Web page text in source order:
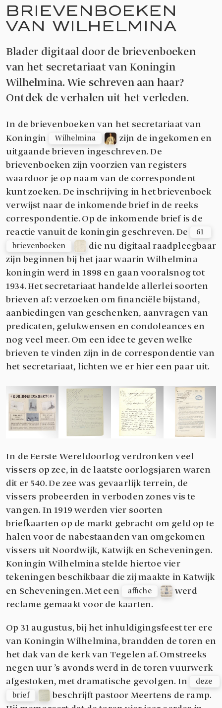
BRIEVENBOEKEN
VAN WILHELMINA
Blader digitaal door de brievenboeken
van het secretariaat van Koningin
Wilhelmina. Wie schreven aan haar?
Ontdek de verhalen uit het verleden.
In de brievenboeken van het secretariaat van
Koningin
Wilhelmina
zijn de ingekomen en
uitgaande brieven ingeschreven. De
brievenboeken zijn voorzien van registers
waardoor je op naam van de correspondent
kunt zoeken. De inschrijving in het brievenboek
verwijst naar de inkomende brief in de reeks
correspondentie. Op de inkomende brief is de
reactie vanuit de koningin geschreven. De
61
brievenboeken
die nu digitaal raadpleegbaar
zijn beginnen bij het jaar waarin Wilhelmina
koningin werd in 1898 en gaan vooralsnog tot
1934. Het secretariaat handelde allerlei soorten
brieven af: verzoeken om financiële bijstand,
aanbiedingen van geschenken, aanvragen van
predicaten, gelukwensen en condoleances en
nog veel meer. Om een idee te geven welke
brieven te vinden zijn in de correspondentie van
het secretariaat, lichten we er hier een paar uit.
In de Eerste Wereldoorlog verdronken veel
vissers op zee, in de laatste oorlogsjaren waren
dit er 540. De zee was gevaarlijk terrein, de
vissers probeerden in verboden zones vis te
vangen. In 1919 werden vier soorten
briefkaarten op de markt gebracht om geld op te
halen voor de nabestaanden van omgekomen
vissers uit Noordwijk, Katwijk en Scheveningen.
Koningin Wilhelmina stelde hiertoe vier
tekeningen beschikbaar die zij maakte in Katwijk
en Scheveningen. Met een
affiche
werd
reclame gemaakt voor de kaarten.
Op 31 augustus, bij het inhuldigingsfeest ter ere
van Koningin Wilhelmina, brandden de toren en
het dak van de kerk van Tegelen af. Omstreeks
negen uur ’s avonds werd in de toren vuurwerk
afgestoken, met dramatische gevolgen. In
deze
brief
beschrijft pastoor Meertens de ramp.